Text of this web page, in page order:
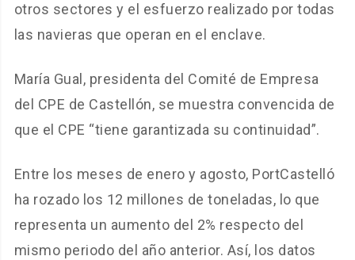
otros sectores y el esfuerzo realizado por todas
las navieras que operan en el enclave.
María Gual, presidenta del Comité de Empresa
del CPE de Castellón, se muestra convencida de
que el CPE “tiene garantizada su continuidad”.
Entre los meses de enero y agosto, PortCastelló
ha rozado los 12 millones de toneladas, lo que
representa un aumento del 2% respecto del
mismo periodo del año anterior. Así, los datos